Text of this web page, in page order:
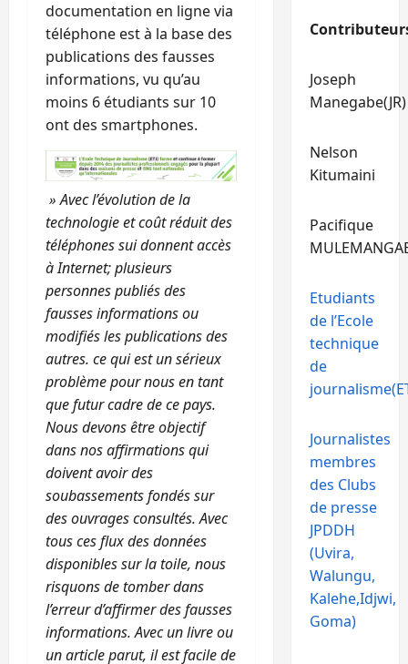
documentation en ligne via
téléphone est à la base des
publications des fausses
informations, vu qu’au
moins 6 étudiants sur 10
ont des smartphones.
» Avec l’évolution de la
technologie et coûtréduit des
téléphones sui donnent accès
à Internet; plusieurs
personnes publiés des
fausses informations ou
modifiés les publications des
autres. ce qui est un sérieux
problème pour nous en tant
que futur cadre de ce pays.
Nous devons être objectif
dans nos affirmations qui
doivent avoir des
soubassements fondés sur
des ouvrages consultés. Avec
tous ces flux des données
disponibles sur la toile, nous
risquons de tomber dans
l’erreur d’affirmer des fausses
informations. Avec un livre ou
un article parut, il est facile de
Joseph
Manegabe(JR)
Nelson
Kitumaini
Pacifique
Etudiants
de l’Ecole
technique
de
Journalistes
membres
des Clubs
de presse
JPDDH
(Uvira,
Walungu,
Kalehe,Idjwi,
Goma)